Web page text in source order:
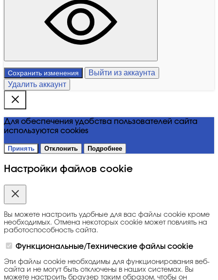
Сохранить изменения
Выйти из аккаунта
Удалить аккаунт
Для обеспечения удобства пользователей сайта
используются cookies
Принять Отклонить Подробнее
Настройки файлов cookie
Вы можете настроить удобные для вас файлы cookie кроме
необходимых. Отмена некоторых cookie может повлиять на
работоспособность сайта.
Функциональные/Технические файлы cookie
Эти файлы cookie необходимы для функционирования веб-
сайта и не могут быть отключены в наших системах. Вы
можете настроить браузер таким образом, чтобы он